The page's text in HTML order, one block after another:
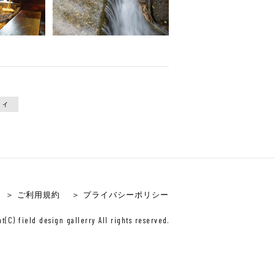
＞ ご利用規約 ＞ プライバシーポリシー
field design gallerry All rights reserved.